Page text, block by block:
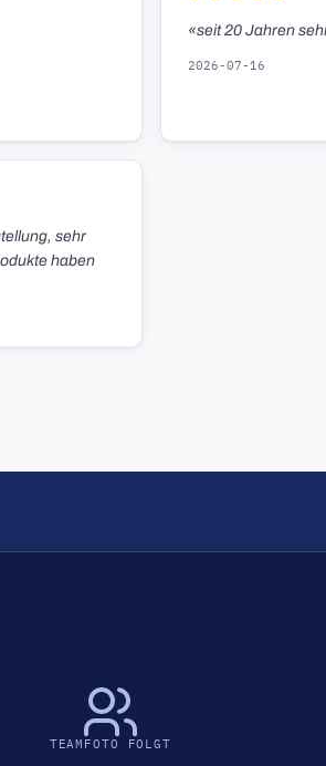
«seit 20 Jahren
2026-07-16
sehr
haben
TEAMFOTO FOLGT